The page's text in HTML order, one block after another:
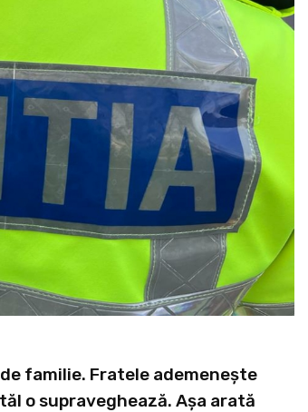
familie. Fratele ademenește
o supraveghează. Așa arată